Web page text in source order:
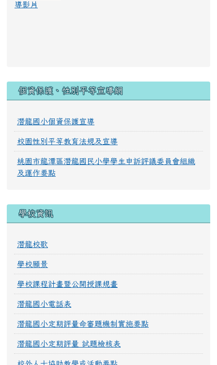
導影片
個資保護、性別平等宣導網
潛龍國小個資保護宣導
校園性別平等教育法規及宣導
桃園市龍潭區潛龍國民小學學生申訴評議委員會組織
及運作要點
學校資訊
潛龍校歌
學校願景
學校課程計畫暨公開授課規畫
潛龍國小電話表
潛龍國小定期評量命審題機制實施要點
潛龍國小定期評量 試題檢核表